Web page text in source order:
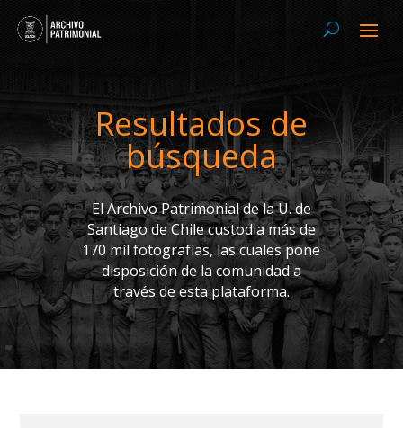
Resultados de
búsqueda
El Archivo Patrimonial de la U. de
Santiago de Chile custodia más de
170 mil fotografías, las cuales pone
disposición de la comunidad a
través de esta plataforma.